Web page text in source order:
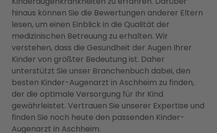
hinaus können Sie die Bewertungen anderer Eltern
lesen, um einen Einblick in die Qualität der
medizinischen Betreuung zu erhalten. Wir
verstehen, dass die Gesundheit der Augen Ihrer
Kinder von größter Bedeutung ist. Daher
unterstützt Sie unser Branchenbuch dabei, den
besten Kinder-Augenarzt in Aschheim zu finden,
der die optimale Versorgung für Ihr Kind
gewährleistet. Vertrauen Sie unserer Expertise und
finden Sie noch heute den passenden Kinder-
Augenarzt in Aschheim.